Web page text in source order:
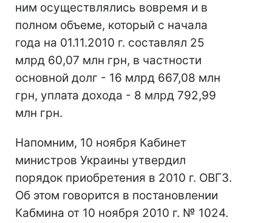
ним осуществлялись вовремя и в
полном объеме, который с начала
года на 01.11.2010 г. составлял 25
млрд 60,07 млн грн, в частности
основной долг - 16 млрд 667,08 млн
грн, уплата дохода - 8 млрд 792,99
млн грн.
Напомним, 10 ноября Кабинет
министров Украины утвердил
порядок приобретения в 2010 г. ОВГЗ.
Об этом говорится в постановлении
Кабмина от 10 ноября 2010 г. № 1024.